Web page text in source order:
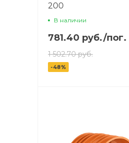
200
В наличии
781.40 руб./пог.
1 502.70 руб.
-48%